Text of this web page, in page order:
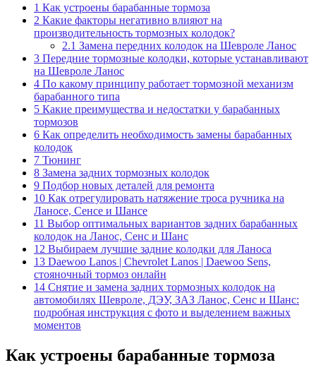
1 Как устроены барабанные тормоза
2 Какие факторы негативно влияют на
производительность тормозных колодок?
2.1 Замена передних колодок на Шевроле Ланос
3 Передние тормозные колодки, которые устанавливают
на Шевроле Ланос
4 По какому принципу работает тормозной механизм
барабанного типа
5 Какие преимущества и недостатки у барабанных
тормозов
6 Как определить необходимость замены барабанных
колодок
7 Тюнинг
8 Замена задних тормозных колодок
9 Подбор новых деталей для ремонта
10 Как отрегулировать натяжение троса ручника на
Ланосе, Сенсе и Шансе
11 Выбор оптимальных вариантов задних барабанных
колодок на Ланос, Сенс и Шанс
12 Выбираем лучшие задние колодки для Ланоса
13 Daewoo Lanos | Chevrolet Lanos | Daewoo Sens,
стояночный тормоз онлайн
14 Снятие и замена задних тормозных колодок на
автомобилях Шевроле, ДЭУ, ЗАЗ Ланос, Сенс и Шанс:
подробная инструкция с фото и выделением важных
моментов
Как устроены барабанные тормоза